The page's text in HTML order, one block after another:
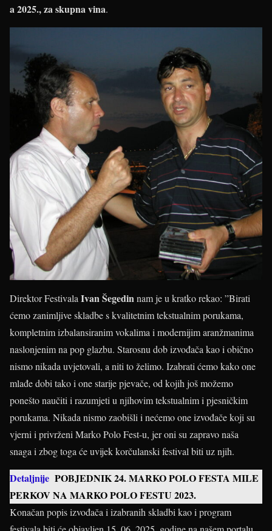
a 2025., za skupna vina.
Direktor Festivala Ivan Šegedinnam je u kratko rekao: ”Birati
ćemo zanimljive skladbe s kvalitetnim tekstualnim porukama,
kompletnim izbalansiranim vokalima i modernijim aranžmanima
naslonjenim na pop glazbu. Starosnu dob izvođača kao i obično
nismo nikada uvjetovali, a niti to želimo. Izabrati ćemo kako one
mlađe dobi tako i one starije pjevače, od kojih još možemo
ponešto naučiti i razumjeti u njihovim tekstualnim i pjesničkim
porukama. Nikada nismo zaobišli i nećemo one izvođače koji su
vjerni i privrženi Marko Polo Fest-u, jer oni su zapravo naša
snaga i zbog toga će uvijek korčulanski festival biti uz njih.
Detaljnije POBJEDNIK 24. MARKO POLO FESTA MILE
PERKOV NA MARKO POLO FESTU 2023.
Konačan popis izvođača i izabranih skladbi kao i program